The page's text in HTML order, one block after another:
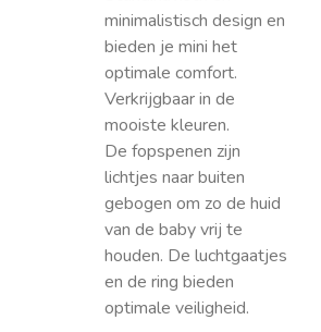
minimalistisch design en
bieden je mini het
optimale comfort.
Verkrijgbaar in de
mooiste kleuren.
De fopspenen zijn
lichtjes naar buiten
gebogen om zo de huid
van de baby vrij te
houden. De luchtgaatjes
en de ring bieden
optimale veiligheid.